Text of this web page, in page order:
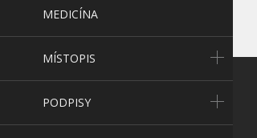
MEDICÍNA
MÍSTOPIS
PODPISY